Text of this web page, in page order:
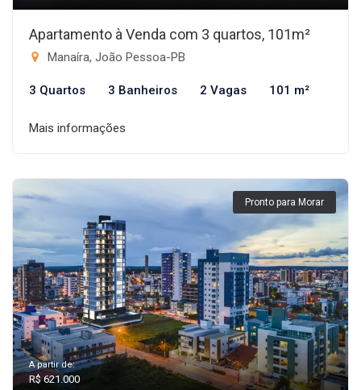
Apartamento à Venda com 3 quartos, 101m²
Manaíra, João Pessoa-PB
3 Quartos 3 Banheiros 2 Vagas 101 m²
Mais informações
Pronto para Morar
A partir de:
R$ 621.000